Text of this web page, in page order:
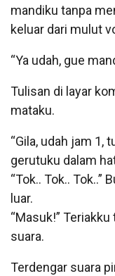
mandiku tanpa
keluar dari mulut
“Ya udah, gue
Tulisan di layar
mataku.
“Gila, udah jam 1,
gerutuku dalam
“Tok.. Tok.. Tok..”
luar.
“Masuk!”
suara.
Terdengar suara